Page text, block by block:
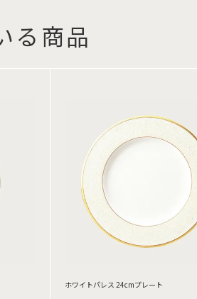
る商品
ホワイトパレス 24cmプレート